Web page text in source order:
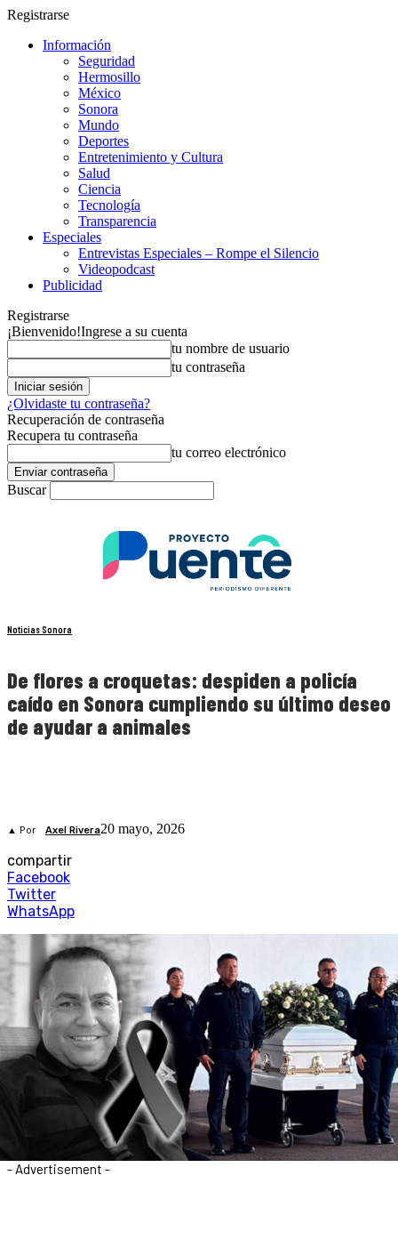
Registrarse
Información
Seguridad
Hermosillo
México
Sonora
Mundo
Deportes
Entretenimiento y Cultura
Salud
Ciencia
Tecnología
Transparencia
Especiales
Entrevistas Especiales – Rompe el Silencio
Videopodcast
Publicidad
Registrarse
¡Bienvenido!Ingrese a su cuenta
tu nombre de usuario
tu contraseña
¿Olvidaste tu contraseña?
Recuperación de contraseña
Recupera tu contraseña
tu correo electrónico
Buscar
Noticias Sonora
De flores a croquetas: despiden a policía
caído en Sonora cumpliendo su último deseo
de ayudar a animales
▲ Por Axel Rivera20 mayo, 2026
compartir
Facebook
Twitter
WhatsApp
- Advertisement -